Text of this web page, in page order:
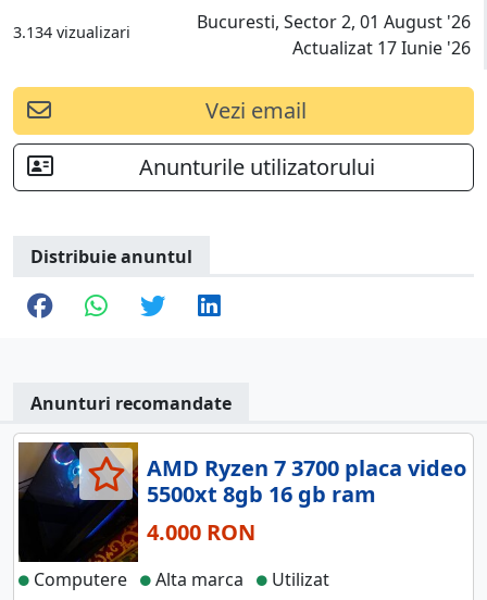
3.134 vizualizari
Bucuresti, Sector 2, 01 August '26
Actualizat 17 Iunie '26
Vezi email
Anunturile utilizatorului
Distribuie anuntul
Anunturi recomandate
AMD Ryzen 7 3700 placa video
5500xt 8gb 16 gb ram
4.000 RON
Computere Alta marca
Utilizat